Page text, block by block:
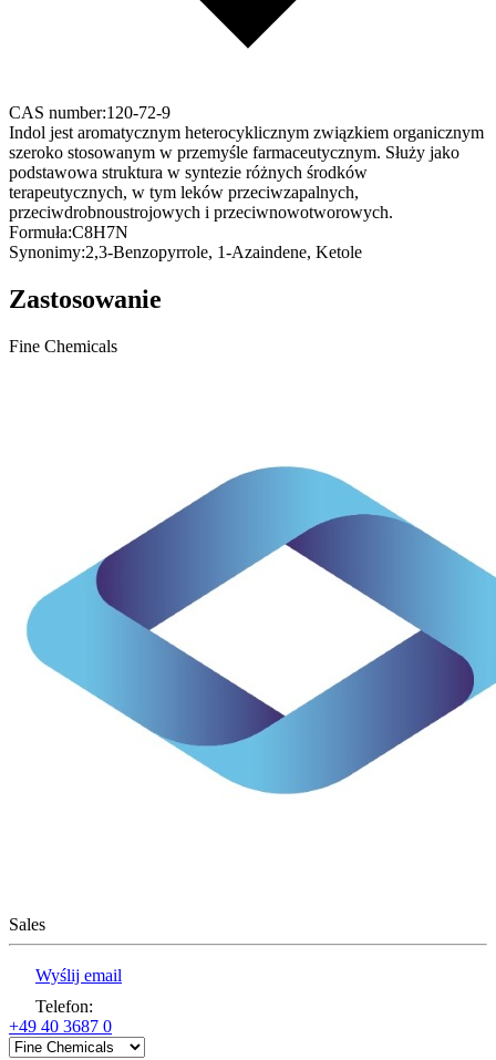
CAS number:120-72-9
Indol jest aromatycznym heterocyklicznym związkiem organicznym
szeroko stosowanym w przemyśle farmaceutycznym. Służy jako
podstawowa struktura w syntezie różnych środków
terapeutycznych, w tym leków przeciwzapalnych,
przeciwdrobnoustrojowych i przeciwnowotworowych.
Formuła:C8H7N
Synonimy:2,3-Benzopyrrole, 1-Azaindene, Ketole
Zastosowanie
Fine Chemicals
Sales
Wyślij email
Telefon:
+49 40 3687 0